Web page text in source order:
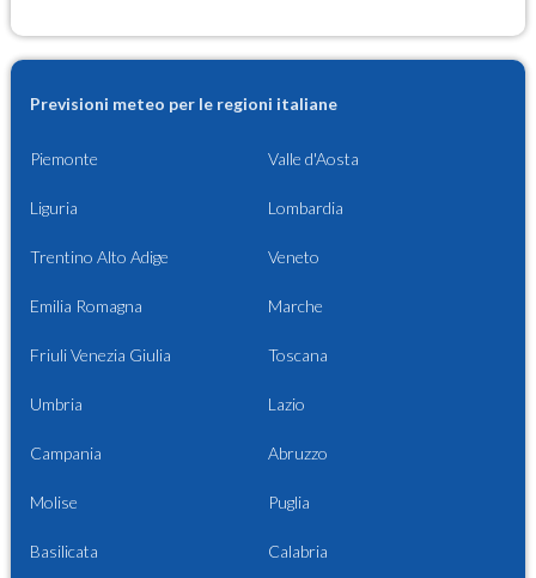
Previsioni meteo per le regioni italiane
Piemonte Valle d'Aosta
Liguria Lombardia
Trentino Alto Adige Veneto
Emilia Romagna Marche
Friuli Venezia Giulia Toscana
Umbria Lazio
Campania Abruzzo
Molise Puglia
Basilicata Calabria